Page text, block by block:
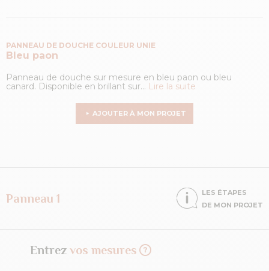
PANNEAU DE DOUCHE COULEUR UNIE
Bleu paon
Panneau de douche sur mesure en bleu paon ou bleu
canard. Disponible en brillant sur... Lire la suite
AJOUTER À MON PROJET
Panneau 1
LES ÉTAPES
DE MON PROJET
Entrez vos mesures